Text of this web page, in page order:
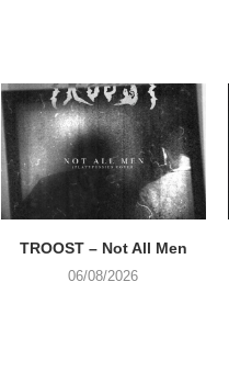
TROOST – Not All Men
06/08/2026